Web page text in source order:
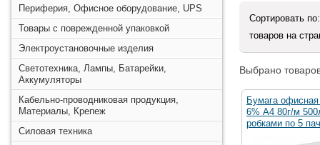
Периферия, Офисное оборудование, UPS
Товары с поврежденной упаковкой
Электроустановочные изделия
Светотехника, Лампы, Батарейки,
Аккумуляторы
Кабельно-проводниковая продукция,
Материалы, Крепеж
Силовая техника
Сортировать
товаров на
Выбрано
Бумага
6% А4 80г/м
робками по 5